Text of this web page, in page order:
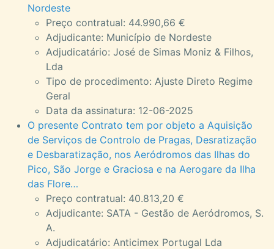
Nordeste
Preço contratual: 44.990,66 €
Adjudicante: Município de Nordeste
Adjudicatário: José de Simas Moniz & Filhos,
Lda
Tipo de procedimento: Ajuste Direto Regime
Geral
Data da assinatura: 12-06-2025
O presente Contrato tem por objeto a Aquisição
de Serviços de Controlo de Pragas, Desratização
e Desbaratização, nos Aeródromos das Ilhas do
Pico, São Jorge e Graciosa e na Aerogare da Ilha
das Flore…
Preço contratual: 40.813,20 €
Adjudicante: SATA - Gestão de Aeródromos, S.
A.
Adjudicatário: Anticimex Portugal Lda